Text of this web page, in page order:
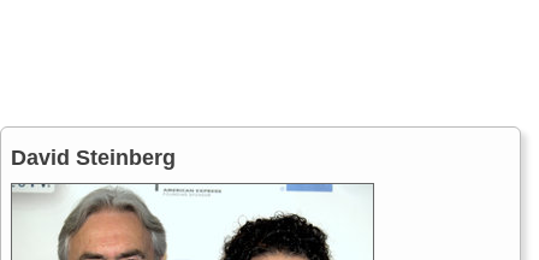
David Steinberg